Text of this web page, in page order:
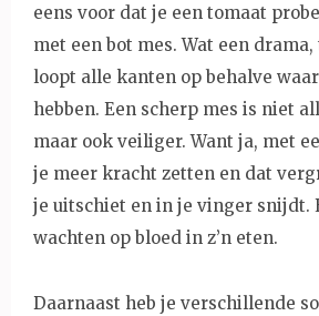
eens voor dat je een tomaat
met een bot mes. Wat een drama,
loopt alle kanten op behalve
hebben. Een scherp mes is niet
maar ook veiliger. Want ja, met
je meer kracht zetten en dat
je uitschiet en in je vinger snijdt.
wachten op bloed in z’n eten.
Daarnaast heb je verschillende